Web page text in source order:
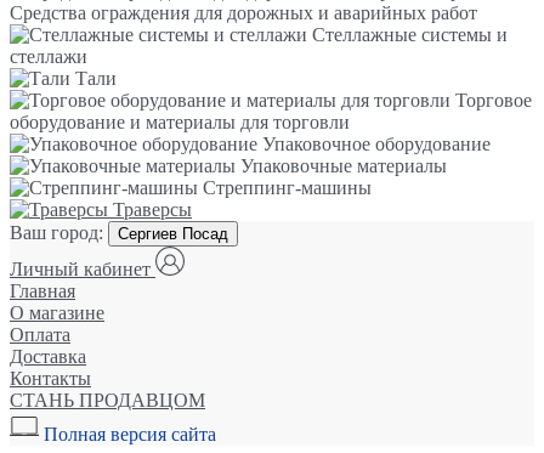
Средства ограждения для дорожных и аварийных работ
Стеллажные системы и
стеллажи
Тали
Торговое
оборудование и материалы для торговли
Упаковочное оборудование
Упаковочные материалы
Стреппинг-машины
Траверсы
Ваш город:
Сергиев Посад
Личный кабинет
Главная
О магазине
Оплата
Доставка
Контакты
СТАНЬ ПРОДАВЦОМ
Полная версия сайта